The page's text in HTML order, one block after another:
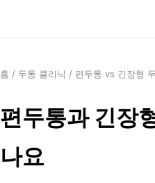
홈 / 두통 클리닉 / 편두통 vs 긴장형
편두통과 긴장
나요